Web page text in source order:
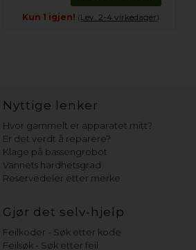
Kun 1 igjen! (Lev. 2-4 virkedager).
Nyttige lenker
Hvor gammelt er apparatet mitt?
Er det verdt å reparere?
Klage på bassengrobot
Vannets hardhetsgrad
Reservedeler etter merke
Gjør det selv-hjelp
Feilkoder - Søk etter kode
Feilsøk - Søk etter feil